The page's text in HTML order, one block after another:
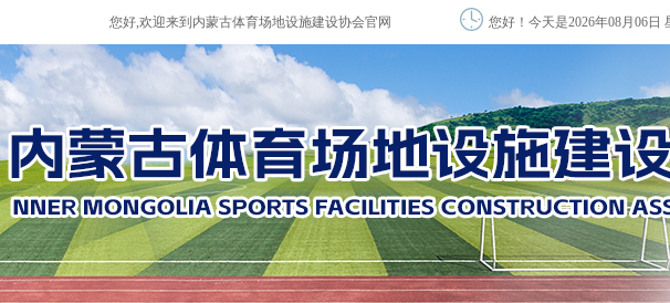
您好,欢迎来到内蒙古体育场地设施建设协会官网 您好！今天是2026年08月06